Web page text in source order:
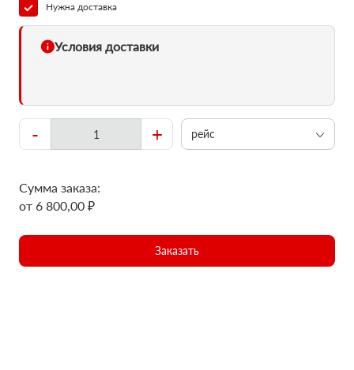
Нужна доставка
Условия доставки
- + рейс
Сумма заказа:
от 6 800,00 ₽
Заказать